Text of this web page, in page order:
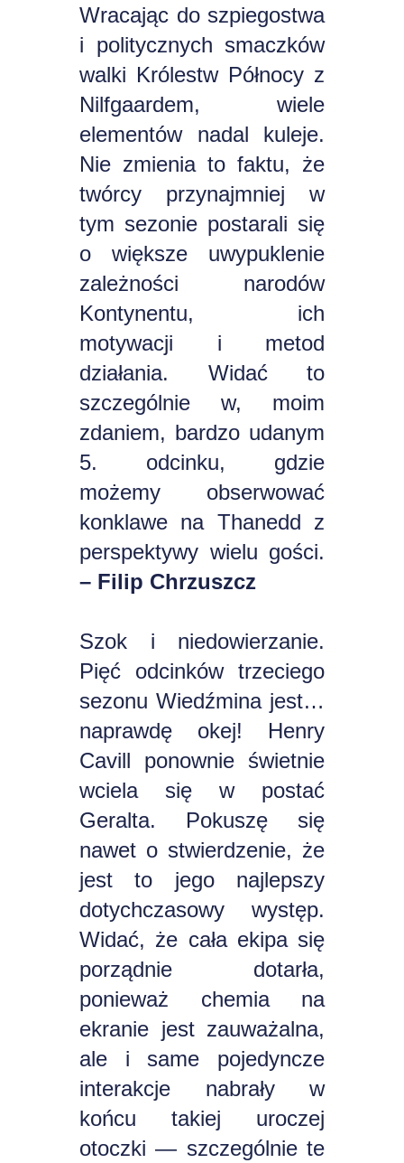
Wracając do szpiegostwa
i politycznych smaczków
walki Królestw Północy z
Nilfgaardem, wiele
elementów nadal kuleje.
Nie zmienia to faktu, że
twórcy przynajmniej w
tym sezonie postarali się
o większe uwypuklenie
zależności narodów
Kontynentu, ich
motywacji i metod
działania. Widać to
szczególnie w, moim
zdaniem, bardzo udanym
5. odcinku, gdzie
możemy obserwować
konklawe na Thanedd z
perspektywy wielu gości.
– Filip Chrzuszcz
Szok i niedowierzanie.
Pięć odcinków trzeciego
sezonu Wiedźmina jest…
naprawdę okej! Henry
Cavill ponownie świetnie
wciela się w postać
Geralta. Pokuszę się
nawet o stwierdzenie, że
jest to jego najlepszy
dotychczasowy występ.
Widać, że cała ekipa się
porządnie dotarła,
ponieważ chemia na
ekranie jest zauważalna,
ale i same pojedyncze
interakcje nabrały w
końcu takiej uroczej
otoczki — szczególnie te